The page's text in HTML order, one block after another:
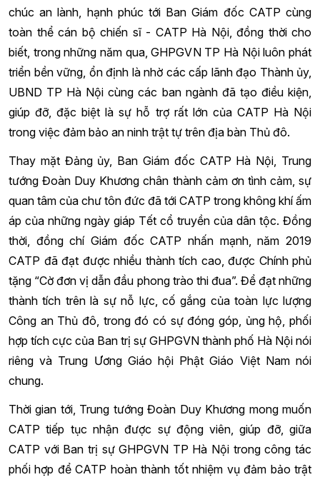
chúc an lành, hạnh phúc tới Ban Giám đốc CATP cùng
toàn thể cán bộ chiến sĩ - CATP Hà Nội, đồng thời cho
biết, trong những năm qua, GHPGVN TP Hà Nội luôn phát
triển bền vững, ổn định là nhờ các cấp lãnh đạo Thành ủy,
UBND TP Hà Nội cùng các ban ngành đã tạo điều kiện,
giúp đỡ, đặc biệt là sự hỗ trợ rất lớn của CATP Hà Nội
trong việc đảm bảo an ninh trật tự trên địa bàn Thủ đô.
Thay mặt Đảng ủy, Ban Giám đốc CATP Hà Nội, Trung
tướng Đoàn Duy Khương chân thành cảm ơn tình cảm, sự
quan tâm của chư tôn đức đã tới CATP trong không khí ấm
áp của những ngày giáp Tết cổ truyền của dân tộc. Đồng
thời, đồng chí Giám đốc CATP nhấn mạnh, năm 2019
CATP đã đạt được nhiều thành tích cao, được Chính phủ
tặng “Cờ đơn vị dẫn đầu phong trào thi đua”. Để đạt những
thành tích trên là sự nỗ lực, cố gắng của toàn lực lượng
Công an Thủ đô, trong đó có sự đóng góp, ủng hộ, phối
hợp tích cực của Ban trị sự GHPGVN thành phố Hà Nội nói
riêng và Trung Ương Giáo hội Phật Giáo Việt Nam nói
chung.
Thời gian tới, Trung tướng Đoàn Duy Khương mong muốn
CATP tiếp tục nhận được sự động viên, giúp đỡ, giữa
CATP với Ban trị sự GHPGVN TP Hà Nội trong công tác
phối hợp để CATP hoàn thành tốt nhiệm vụ đảm bảo trật